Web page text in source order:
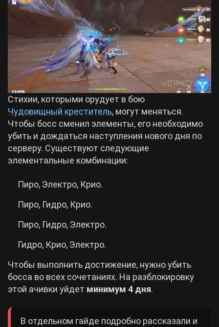
Стихии, которыми орудует в бою
Чудовищный креститель, могут меняться.
Чтобы босс сменил элементы, его необходимо
убить и дождаться наступления нового дня по
серверу. Существуют следующие
элементальные комбинации:
Пиро, Электро, Крио.
Пиро, Гидро, Крио.
Пиро, Гидро, Электро.
Гидро, Крио, Электро.
Чтобы выполнить достижение, нужно убить
босса во всех сочетаниях. На разблокировку
этой ачивки уйдет минимум 4 дня.
В отдельном гайде подробно рассказали и